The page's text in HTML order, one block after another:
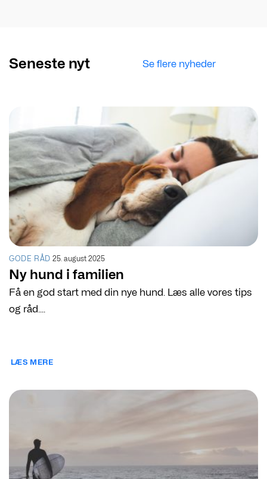
Seneste nyt Se flere nyheder
GODE RÅD 25. august 2025
Ny hund i familien
Få en god start med din nye hund. Læs alle vores tips
og råd....
LÆS MERE